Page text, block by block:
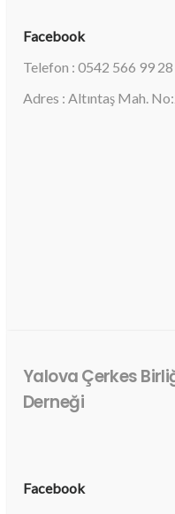
Facebook
Telefon : 0542 566 99 28
Adres : Altıntaş Mah.
Yalova Çerkes
Derneği
Facebook